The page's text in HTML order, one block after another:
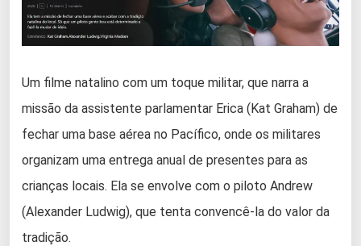
Um filme natalino com um toque militar, que narra a
missão da assistente parlamentar Erica (Kat Graham) de
fechar uma base aérea no Pacífico, onde os militares
organizam uma entrega anual de presentes para as
crianças locais. Ela se envolve com o piloto Andrew
(Alexander Ludwig), que tenta convencê-la do valor da
tradição.